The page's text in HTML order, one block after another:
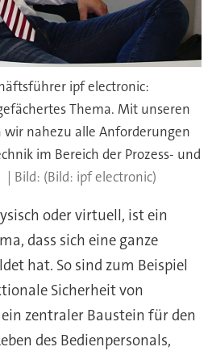
ipf electronic:
Thema. Mit unseren
wir nahezu alle Anforderungen
im Bereich der Prozess- und
(Bild: ipf electronic)
oder virtuell, ist ein
dass sich eine ganze
hat. So sind zum Beispiel
Sicherheit von
zentraler Baustein für den
des Bedienpersonals,